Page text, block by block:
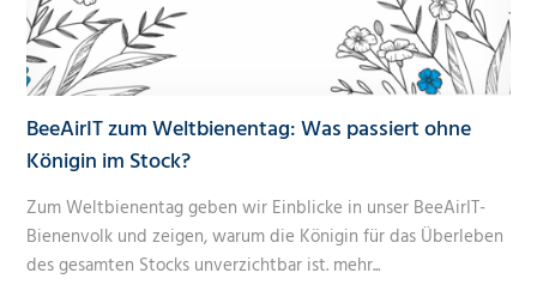
BeeAirIT zum Weltbienentag: Was passiert ohne
Königin im Stock?
Zum Weltbienentag geben wir Einblicke in unser BeeAirIT-
Bienenvolk und zeigen, warum die Königin für das Überleben
des gesamten Stocks unverzichtbar ist. mehr...